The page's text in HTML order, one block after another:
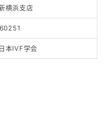
横浜支店
本IVF学会